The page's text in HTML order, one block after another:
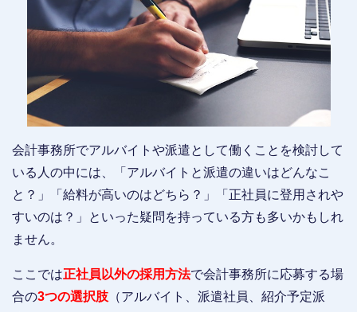
会計事務所でアルバイトや派遣として働くことを検討して
いる人の中には、「アルバイトと派遣の違いはどんなこ
と？」「給料が高いのはどちら？」「正社員に登用されや
すいのは？」といった疑問を持っている方も多いかもしれ
ません。
ここでは正社員以外の採用方法で会計事務所に応募する場
合の3つの選択肢 （アルバイト、派遣社員、紹介予定派